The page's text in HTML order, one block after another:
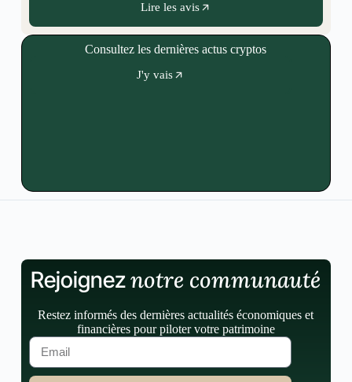
Lire les avis
Consultez les dernières actus cryptos
J'y vais
Rejoigneznotre communauté
Restez informés des dernières actualités économiques et
financières pour piloter votre patrimoine